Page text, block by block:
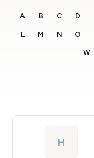
A B C D
L M N O
W
H